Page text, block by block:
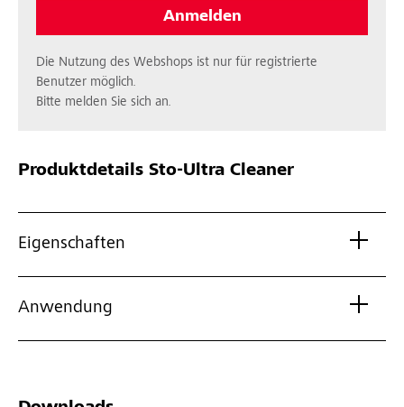
Anmelden
Die Nutzung des Webshops ist nur für registrierte
Benutzer möglich.
Bitte melden Sie sich an.
Produktdetails Sto-Ultra Cleaner
Eigenschaften
Anwendung